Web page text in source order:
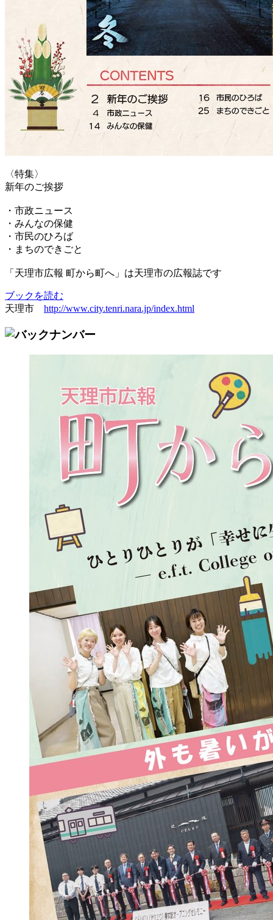
〈特集〉
新年のご挨拶
・市政ニュース
・みんなの保健
・市民のひろば
・まちのできごと
「天理市広報 町から町へ」は天理市の広報誌です
ブックを読む
天理市 http://www.city.tenri.nara.jp/index.html